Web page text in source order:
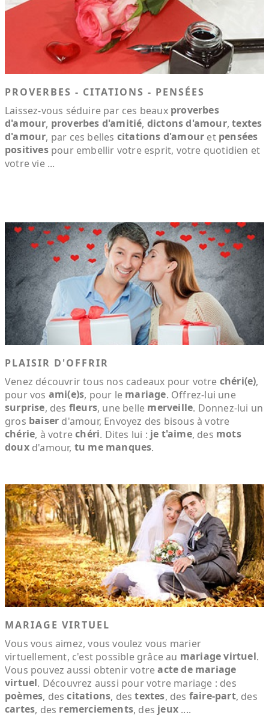
PROVERBES - CITATIONS - PENSÉES
Laissez-vous séduire par ces beaux proverbes
d'amour, proverbes d'amitié, dictons d'amour,textes
d'amour, par ces belles citations d'amour et pensées
positivespour embellir votre esprit, votre quotidien et
votre vie ...
PLAISIR D'OFFRIR
Venez découvrir tous nos cadeaux pour votre chéri(e),
pour vos ami(e)s, pour le mariage. Offrez-lui une
surprise, des fleurs, une belle merveille. Donnez-lui un
gros baiser d'amour, Envoyez des bisous à votre
chérie, à votrechéri. Dites lui : je t'aime, des mots
douxd'amour, tu me manques.
MARIAGE VIRTUEL
Vous vous aimez, vous voulez vous marier
virtuellement, c'est possible grâce au mariage virtuel.
Vous pouvez aussi obtenir votreacte de mariage
virtuel. Découvrez aussi pour votre mariage : des
poèmes, descitations, destextes, des faire-part, des
cartes, des remerciements, des jeux ....